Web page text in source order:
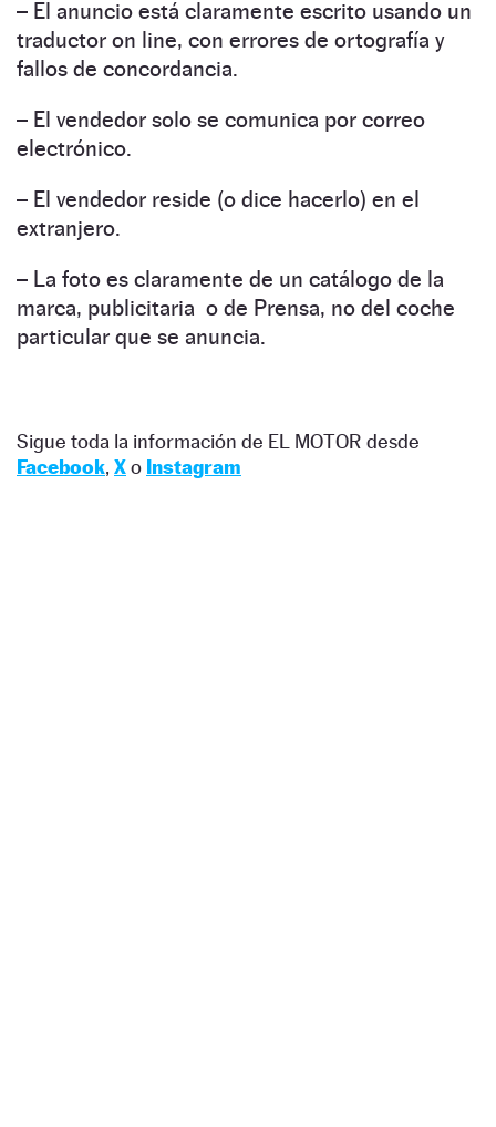
– El anuncio está claramente escrito usando un
traductor on line, con errores de ortografía y
fallos de concordancia.
– El vendedor solo se comunica por correo
electrónico.
– El vendedor reside (o dice hacerlo) en el
extranjero.
– La foto es claramente de un catálogo de la
marca, publicitaria o de Prensa, no del coche
particular que se anuncia.
Sigue toda la información de EL MOTOR desde
Facebook, Xo Instagram